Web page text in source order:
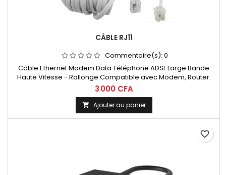
CÂBLE RJ11
Commentaire(s): 0
Câble Ethernet Modem Data Téléphone ADSL Large Bande
Haute Vitesse - Rallonge Compatible avec Modem, Router.
3 000 CFA
 Ajouter au panier
favorite_border